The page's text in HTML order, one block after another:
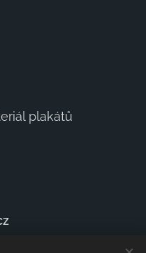
plakátů